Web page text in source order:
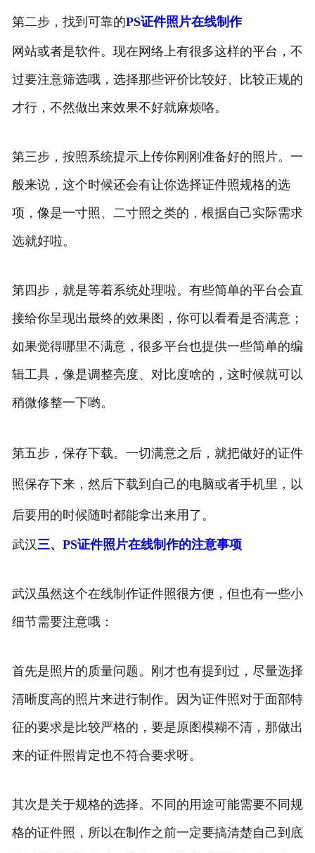
第二步，找到可靠的PS证件照片在线制作
网站或者是软件。现在网络上有很多这样的平台，不
过要注意筛选哦，选择那些评价比较好、比较正规的
才行，不然做出来效果不好就麻烦咯。
第三步，按照系统提示上传你刚刚准备好的照片。一
般来说，这个时候还会有让你选择证件照规格的选
项，像是一寸照、二寸照之类的，根据自己实际需求
选就好啦。
第四步，就是等着系统处理啦。有些简单的平台会直
接给你呈现出最终的效果图，你可以看看是否满意；
如果觉得哪里不满意，很多平台也提供一些简单的编
辑工具，像是调整亮度、对比度啥的，这时候就可以
稍微修整一下哟。
第五步，保存下载。一切满意之后，就把做好的证件
照保存下来，然后下载到自己的电脑或者手机里，以
后要用的时候随时都能拿出来用了。
武汉三、PS证件照片在线制作的注意事项
武汉虽然这个在线制作证件照很方便，但也有一些小
细节需要注意哦：
首先是照片的质量问题。刚才也有提到过，尽量选择
清晰度高的照片来进行制作。因为证件照对于面部特
征的要求是比较严格的，要是原图模糊不清，那做出
来的证件照肯定也不符合要求呀。
其次是关于规格的选择。不同的用途可能需要不同规
格的证件照，所以在制作之前一定要搞清楚自己到底